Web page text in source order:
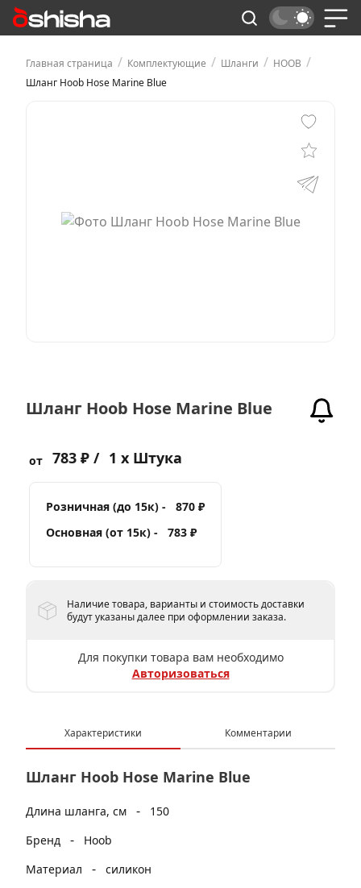
Главная страница / Комплектующие / Шланги / HOOB /
Шланг Hoob Hose Marine Blue
Шланг Hoob Hose Marine Blue
от 783 ₽ / 1 x Штука
Розничная (до 15к) -
870 ₽
Основная (от 15к) -
783 ₽
Наличие товара, варианты и стоимость доставки
будут указаны далее при оформлении заказа.
Для покупки товара вам необходимо
Авторизоваться
Характеристики Комментарии
Шланг Hoob Hose Marine Blue
Длина шланга, см -
150
Бренд
-
Hoob
Материал
- силикон